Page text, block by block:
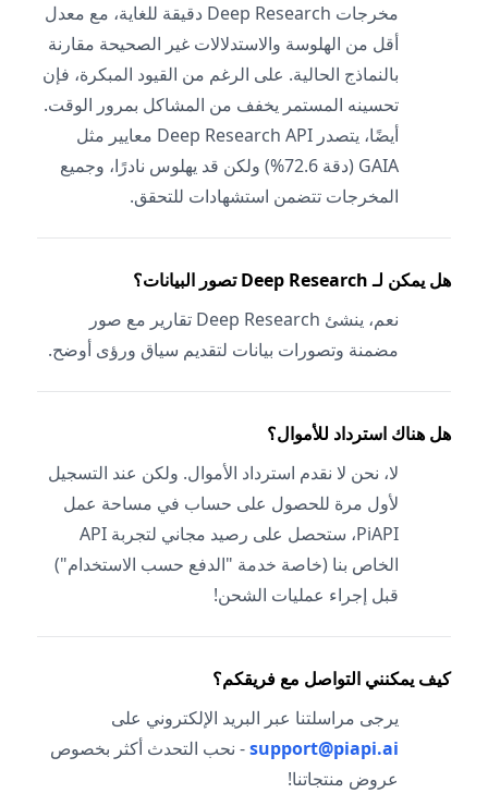
مخرجات Deep Research دقيقة للغاية، مع معدل
أقل من الهلوسة والاستدلالات غير الصحيحة مقارنة
بالنماذج الحالية. على الرغم من القيود المبكرة، فإن
تحسينه المستمر يخفف من المشاكل بمرور الوقت.
أيضًا، يتصدر Deep Research API معايير مثل
GAIA (دقة 72.6%) ولكن قد يهلوس نادرًا، وجميع
المخرجات تتضمن استشهادات للتحقق.
هل يمكن لـ Deep Research تصور البيانات؟
نعم، ينشئ Deep Research تقارير مع صور
مضمنة وتصورات بيانات لتقديم سياق ورؤى أوضح.
هل هناك استرداد للأموال؟
لا، نحن لا نقدم استرداد الأموال. ولكن عند التسجيل
لأول مرة للحصول على حساب في مساحة عمل
PiAPI، ستحصل على رصيد مجاني لتجربة API
الخاص بنا (خاصة خدمة "الدفع حسب الاستخدام")
قبل إجراء عمليات الشحن!
كيف يمكنني التواصل مع فريقكم؟
يرجى مراسلتنا عبر البريد الإلكتروني على
support@piapi.ai- نحب التحدث أكثر بخصوص
عروض منتجاتنا!